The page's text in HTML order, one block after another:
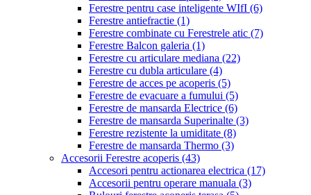
Ferestre pentru case inteligente WIfI (6)
Ferestre antiefractie (1)
Ferestre combinate cu Ferestrele atic (7)
Ferestre Balcon galeria (1)
Ferestre cu articulare mediana (22)
Ferestre cu dubla articulare (4)
Ferestre de acces pe acoperis (5)
Ferestre de evacuare a fumului (5)
Ferestre de mansarda Electrice (6)
Ferestre de mansarda Superinalte (3)
Ferestre rezistente la umiditate (8)
Ferestre de mansarda Thermo (3)
Accesorii Ferestre acoperis (43)
Accesori pentru actionarea electrica (17)
Accesorii pentru operare manuala (3)